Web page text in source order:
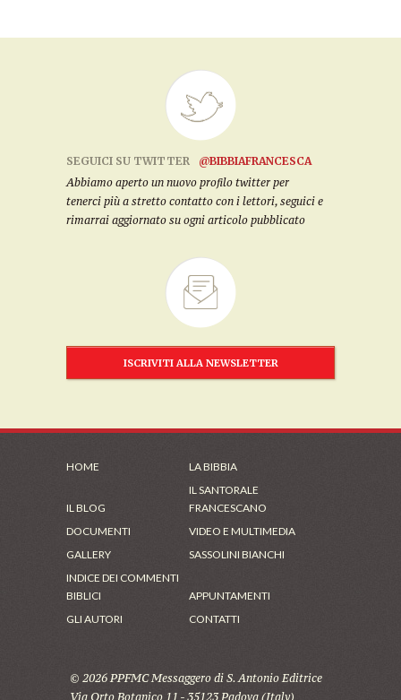
SEGUICI SU TWITTER
@BIBBIAFRANCESCA
Abbiamo aperto un nuovo profilo twitter per
tenerci più a stretto contatto con i lettori, seguici e
rimarrai aggiornato su ogni articolo pubblicato
ISCRIVITI ALLA NEWSLETTER
HOME LA BIBBIA
IL BLOG
IL SANTORALE
FRANCESCANO
DOCUMENTI
VIDEO E MULTIMEDIA
GALLERY
SASSOLINI BIANCHI
INDICE DEI COMMENTI
BIBLICI
APPUNTAMENTI
GLI AUTORI
CONTATTI
© 2026 PPFMC Messaggero di S. Antonio Editrice
Via Orto Botanico 11 - 35123 Padova (Italy)